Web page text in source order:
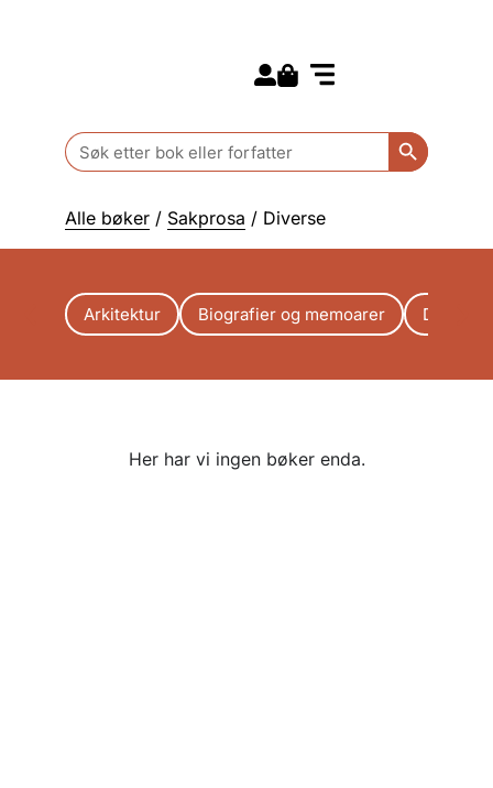
Search
for:
Search
Alle bøker / Sakprosa / Diverse
Arkitektur Biografier og memoarer Diverse
Her har vi ingen bøker enda.